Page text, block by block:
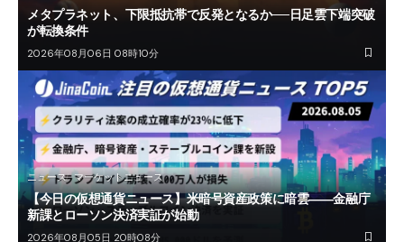
メタプラネット、下限抵抗帯で反発となるか──日足雲下端突破
が転換条件
2026年08月06日 08時10分
ニュース マーケットニュース
【今日の仮想通貨ニュース】米暗号資産政策に暗雲――金融庁
新課とローソン決済実証が始動
2026年08月05日 20時08分